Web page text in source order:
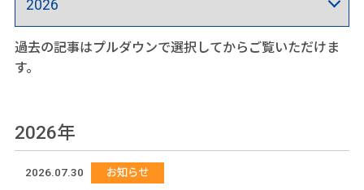
過去の記事はプルダウンで選択してからご覧いただけま
す。
2026年
2026.07.30 お知らせ